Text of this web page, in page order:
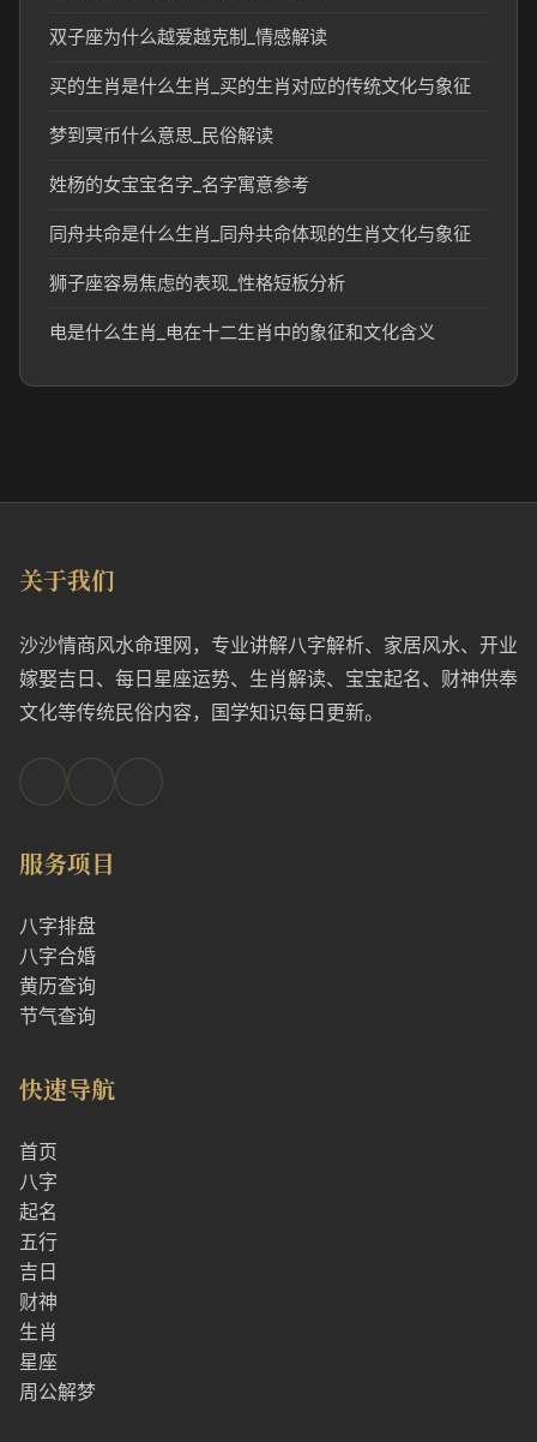
双子座为什么越爱越克制_情感解读
买的生肖是什么生肖_买的生肖对应的传统文化与象征
梦到冥币什么意思_民俗解读
姓杨的女宝宝名字_名字寓意参考
同舟共命是什么生肖_同舟共命体现的生肖文化与象征
狮子座容易焦虑的表现_性格短板分析
电是什么生肖_电在十二生肖中的象征和文化含义
关于我们
沙沙情商风水命理网，专业讲解八字解析、家居风水、开业
嫁娶吉日、每日星座运势、生肖解读、宝宝起名、财神供奉
文化等传统民俗内容，国学知识每日更新。
服务项目
八字排盘
八字合婚
黄历查询
节气查询
快速导航
首页
八字
起名
五行
吉日
财神
生肖
星座
周公解梦